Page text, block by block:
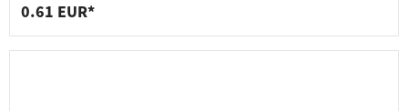
0.61 EUR*